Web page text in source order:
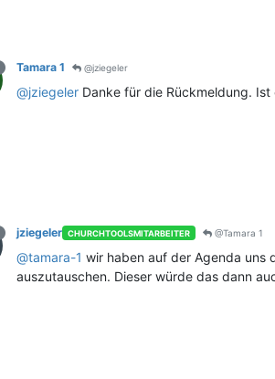
Tamara 1 @jziegeler
@jziegeler Danke für die Rückmeldung.
jziegeler CHURCHTOOLSMITARBEITER @Tamara 1
@tamara-1 wir haben auf der Agenda uns
auszutauschen. Dieser würde das dann